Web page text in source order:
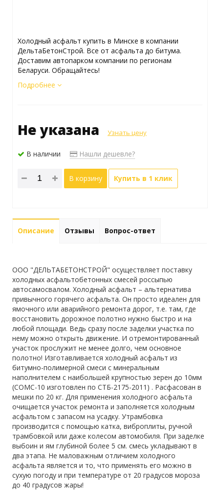
Холодный асфальт купить в Минске в компании
ДельтаБетонСтрой. Все от асфальта до битума.
Доставим автопарком компании по регионам
Беларуси. Обращайтесь!
Подробнее
Не указана Узнать цену
В наличии Нашли дешевле?
В корзину Купить в 1 клик
Описание Отзывы Вопрос-ответ
ООО "ДЕЛЬТАБЕТОНСТРОЙ" осуществляет поставку
холодных асфальтобетонных смесей россыпью
автосамосвалом. Холодный асфальт – альтернатива
привычного горячего асфальта. Он просто идеален для
ямочного или аварийного ремонта дорог, т.е. там, где
восстановить дорожное полотно нужно быстро и на
любой площади. Ведь сразу после заделки участка по
нему можно открыть движение. И отремонтированный
участок прослужит не менее долго, чем основное
полотно! Изготавливается холодный асфальт из
битумно-полимерной смеси с минеральным
наполнителем с наибольшей крупностью зерен до 10мм
(СОМС-10 изготовлен по СТБ-2175-2011) . Расфасован в
мешки по 20 кг. Для применения холодного асфальта
очищается участок ремонта и заполняется холодным
асфальтом с запасом на усадку. Утрамбовка
производится с помощью катка, виброплиты, ручной
трамбовкой или даже колесом автомобиля. При заделке
выбоин и ям глубиной более 5 см. смесь укладывают в
два этапа. Не маловажным отличием холодного
асфальта является и то, что применять его можно в
сухую погоду и при температуре от 20 градусов мороза
до 40 градусов жары!